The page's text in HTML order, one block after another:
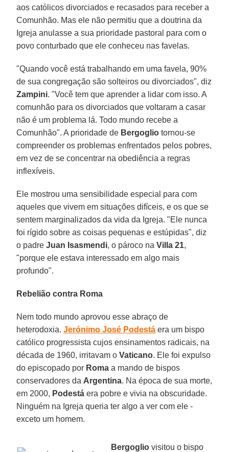
aos católicos divorciados e recasados​​ para receber a
Comunhão. Mas ele não permitiu que a doutrina da
Igreja anulasse a sua prioridade pastoral para com o
povo conturbado que ele conheceu nas favelas.
"Quando você está trabalhando em uma favela, 90%
de sua congregação são solteiros ou divorciados", diz
Zampini. "Você tem que aprender a lidar com isso. A
comunhão para os divorciados que voltaram a casar
não é um problema lá. Todo mundo recebe a
Comunhão". A prioridade de Bergoglio tornou-se
compreender os problemas enfrentados pelos pobres,
em vez de se concentrar na obediência a regras
inflexíveis.
Ele mostrou uma sensibilidade especial para com
aqueles que vivem em situações difíceis, e os que se
sentem marginalizados da vida da Igreja. "Ele nunca
foi rígido sobre as coisas pequenas e estúpidas", diz
o padreJuan Isasmendi, o pároco naVilla 21,
"porque ele estava interessado em algo mais
profundo".
Rebelião contra Roma
Nem todo mundo aprovou esse abraço de
heterodoxia.Jerónimo José Podestá era um bispo
católico progressista cujos ensinamentos radicais, na
década de 1960, irritavam oVaticano. Ele foi expulso
do episcopado por Roma a mando de bispos
conservadores da Argentina. Na época de sua morte,
em 2000, Podestá era pobre e vivia na obscuridade.
Ninguém na Igreja queria ter algo a ver com ele -
exceto um homem.
Bergoglio visitou o bispo